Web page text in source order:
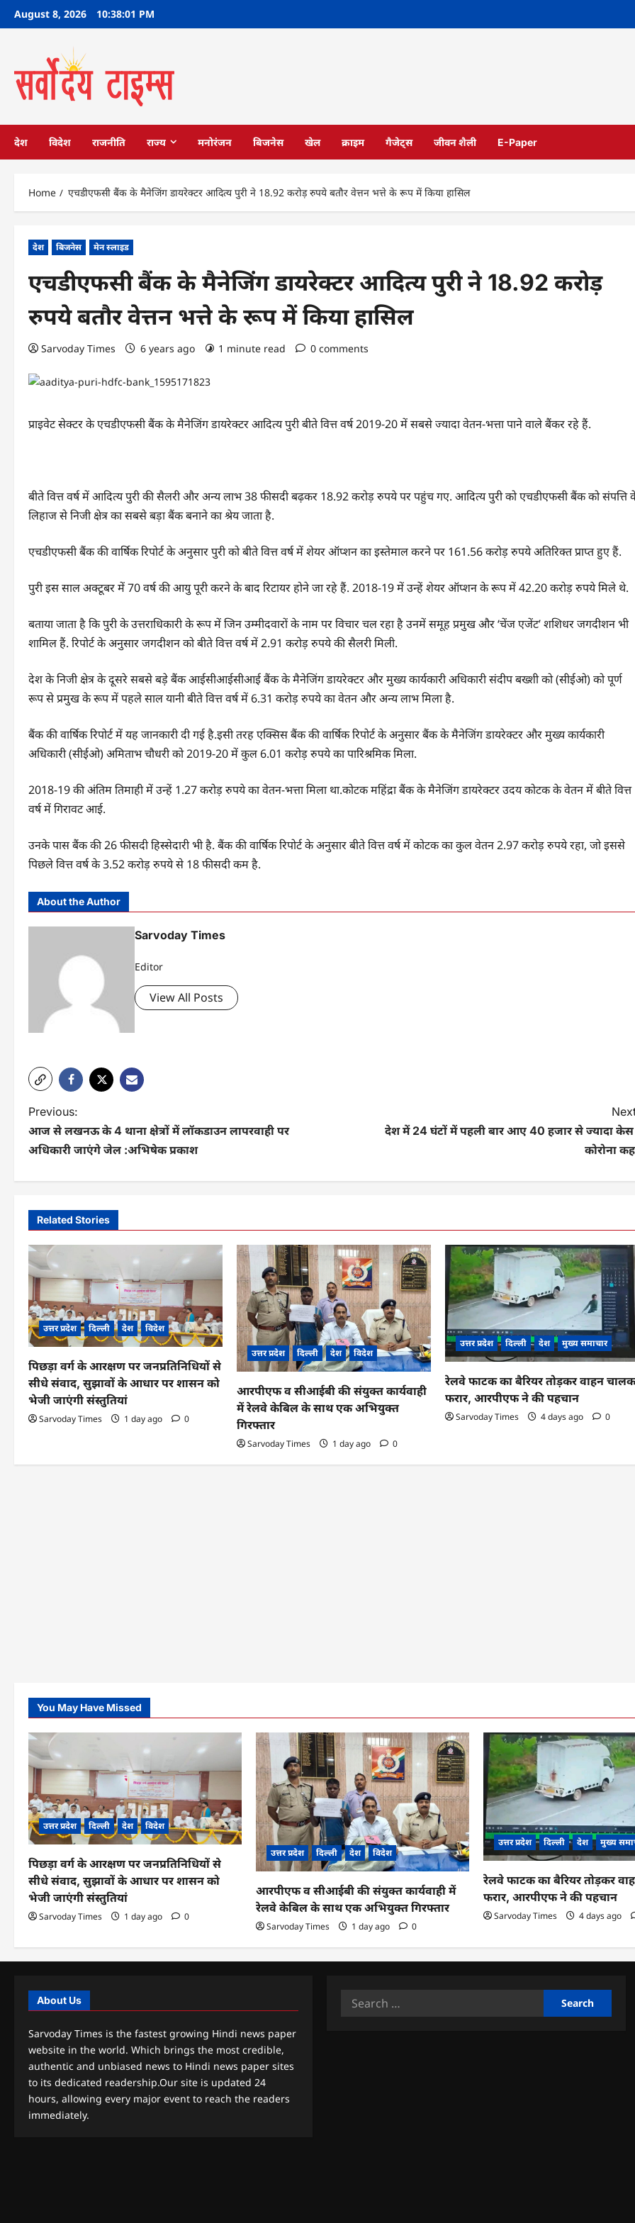
SkipAugust 8, 2026 10:38:02 PM
देश विदेश राजनीति राज्य मनोरंजन बिजनेस खेल क्राइम गैजेट्स जीवन शैली E-Paper
Home एचडीएफसी बैंक के मैनेजिंग डायरेक्टर आदित्य पुरी ने 18.92 करोड़ रुपये बतौर वेत्तन भत्ते के रूप में किया हासिल
देश बिजनेस मेन स्लाइड
एचडीएफसी बैंक के मैनेजिंग डायरेक्टर आदित्य पुरी ने 18.92 करोड़
रुपये बतौर वेत्तन भत्ते के रूप में किया हासिल
Sarvoday Times 6 years ago 1 minute read 0 comments
प्राइवेट सेक्टर के एचडीएफसी बैंक के मैनेजिंग डायरेक्टर आदित्य पुरी बीते वित्त वर्ष 2019-20 में सबसे ज्यादा वेतन-भत्ता पाने वाले बैंकर रहे हैं.
बीते वित्त वर्ष में आदित्य पुरी की सैलरी और अन्य लाभ 38 फीसदी बढ़कर 18.92 करोड़ रुपये पर पहुंच गए. आदित्य पुरी को एचडीएफसी बैंक को संपत्ति
लिहाज से निजी क्षेत्र का सबसे बड़ा बैंक बनाने का श्रेय जाता है.
एचडीएफसी बैंक की वार्षिक रिपोर्ट के अनुसार पुरी को बीते वित्त वर्ष में शेयर ऑप्शन का इस्तेमाल करने पर 161.56 करोड़ रुपये अतिरिक्त प्राप्त हुए हैं.
पुरी इस साल अक्टूबर में 70 वर्ष की आयु पूरी करने के बाद रिटायर होने जा रहे हैं. 2018-19 में उन्हें शेयर ऑप्शन के रूप में 42.20 करोड़ रुपये मिले थे.
बताया जाता है कि पुरी के उत्तराधिकारी के रूप में जिन उम्मीदवारों के नाम पर विचार चल रहा है उनमें समूह प्रमुख और ‘चेंज एजेंट’ शशिधर जगदीशन भी
शामिल हैं. रिपोर्ट के अनुसार जगदीशन को बीते वित्त वर्ष में 2.91 करोड़ रुपये की सैलरी मिली.
देश के निजी क्षेत्र के दूसरे सबसे बड़े बैंक आईसीआईसीआई बैंक के मैनेजिंग डायरेक्टर और मुख्य कार्यकारी अधिकारी संदीप बख्शी को (सीईओ) को पूर्ण
रूप से प्रमुख के रूप में पहले साल यानी बीते वित्त वर्ष में 6.31 करोड़ रुपये का वेतन और अन्य लाभ मिला है.
बैंक की वार्षिक रिपोर्ट में यह जानकारी दी गई है.इसी तरह एक्सिस बैंक की वार्षिक रिपोर्ट के अनुसार बैंक के मैनेजिंग डायरेक्टर और मुख्य कार्यकारी
अधिकारी (सीईओ) अमिताभ चौधरी को 2019-20 में कुल 6.01 करोड़ रुपये का पारिश्रमिक मिला.
2018-19 की अंतिम तिमाही में उन्हें 1.27 करोड़ रुपये का वेतन-भत्ता मिला था.कोटक महिंद्रा बैंक के मैनेजिंग डायरेक्टर उदय कोटक के वेतन में बीते वित्त
वर्ष में गिरावट आई.
उनके पास बैंक की 26 फीसदी हिस्सेदारी भी है. बैंक की वार्षिक रिपोर्ट के अनुसार बीते वित्त वर्ष में कोटक का कुल वेतन 2.97 करोड़ रुपये रहा, जो इससे
पिछले वित्त वर्ष के 3.52 करोड़ रुपये से 18 फीसदी कम है.
About the Author
Sarvoday Times
Editor
View All Posts
P
o
n
a
v
g
a
t
i
o
Previous:
आज से लखनऊ के 4 थाना क्षेत्रों में लॉकडाउन लापरवाही पर
अधिकारी जाएंगे जेल :अभिषेक प्रकाश
देश में 24 घंटों में पहली बार आए 40 हजार से ज्यादा
कोरोना
Related Stories
उत्तर प्रदेश दिल्ली देश विदेश
पिछड़ा वर्ग के आरक्षण पर जनप्रतिनिधियों से
सीधे संवाद, सुझावों के आधार पर शासन को
भेजी जाएंगी संस्तुतियां
Sarvoday Times 1 day ago 0
उत्तर प्रदेश दिल्ली देश विदेश
आरपीएफ व सीआईबी की संयुक्त कार्यवाही
में रेलवे केबिल के साथ एक अभियुक्त
गिरफ्तार
Sarvoday Times 1 day ago 0
उत्तर प्रदेश दिल्ली देश मुख्य समाचार
रेलवे फाटक का बैरियर तोड़कर वाहन
फरार, आरपीएफ ने की पहचान
Sarvoday Times 4 days ago 0
You May Have Missed
उत्तर प्रदेश दिल्ली देश विदेश
पिछड़ा वर्ग के आरक्षण पर जनप्रतिनिधियों से
सीधे संवाद, सुझावों के आधार पर शासन को
भेजी जाएंगी संस्तुतियां
Sarvoday Times 1 day ago 0
उत्तर प्रदेश दिल्ली देश विदेश
आरपीएफ व सीआईबी की संयुक्त कार्यवाही में
रेलवे केबिल के साथ एक अभियुक्त गिरफ्तार
Sarvoday Times 1 day ago 0
उत्तर प्रदेश दिल्ली देश मुख्य
रेलवे फाटक का बैरियर तोड़कर
फरार, आरपीएफ ने की पहचान
Sarvoday Times 4 days ago
About Us
Sarvoday Times is the fastest growing Hindi news paper
website in the world. Which brings the most credible,
authentic and unbiased news to Hindi news paper sites
to its dedicated readership.Our site is updated 24
hours, allowing every major event to reach the readers
immediately.
Search